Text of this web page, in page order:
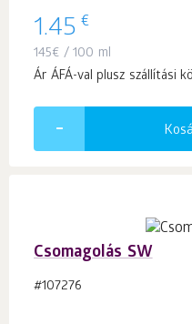
1.45 €
145€ / 100 ml
Ár ÁFÁ-val plusz szállítási
Csomagolás SW
#107276